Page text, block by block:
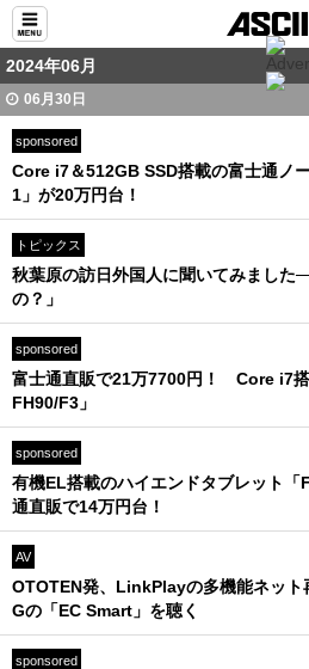
2024年06月
06月30日
sponsored
Core i7＆512GB SSD搭載の富士通ノ
1」が20万円台！
トピックス
秋葉原の訪日外国人に聞いてみました
の？」
sponsored
富士通直販で21万7700円！ Core i7
FH90/F3」
sponsored
有機EL搭載のハイエンドタブレット
通直販で14万円台！
AV
OTOTEN発、LinkPlayの多機能ネッ
Gの「EC Smart」を聴く
sponsored